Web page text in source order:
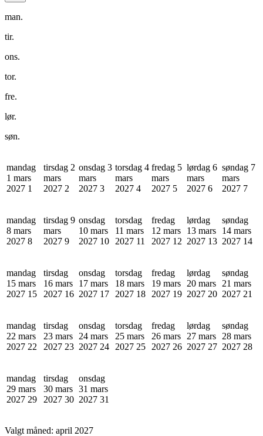
man.
tir.
ons.
tor.
fre.
lør.
søn.
mandag
1 mars
2027 1
tirsdag 2
mars
2027 2
onsdag 3
mars
2027 3
torsdag 4
mars
2027 4
fredag 5
mars
2027 5
lørdag 6
mars
2027 6
søndag 7
mars
2027 7
mandag
8 mars
2027 8
tirsdag 9
mars
2027 9
onsdag
10 mars
2027 10
torsdag
11 mars
2027 11
fredag
12 mars
2027 12
lørdag
13 mars
2027 13
søndag
14 mars
2027 14
mandag
15 mars
2027 15
tirsdag
16 mars
2027 16
onsdag
17 mars
2027 17
torsdag
18 mars
2027 18
fredag
19 mars
2027 19
lørdag
20 mars
2027 20
søndag
21 mars
2027 21
mandag
22 mars
2027 22
tirsdag
23 mars
2027 23
onsdag
24 mars
2027 24
torsdag
25 mars
2027 25
fredag
26 mars
2027 26
lørdag
27 mars
2027 27
søndag
28 mars
2027 28
mandag
29 mars
2027 29
tirsdag
30 mars
2027 30
onsdag
31 mars
2027 31
Valgt måned: april 2027